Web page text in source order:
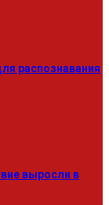
распознавания
выросли в